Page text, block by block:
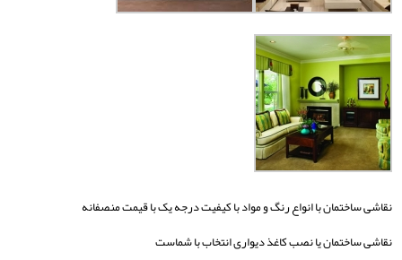
نقاشی ساختمان با انواع رنگ و مواد با کیفیت درجه یک با قیمت منصفانه
نقاشی ساختمان یا نصب کاغذ دیواری انتخاب با شماست